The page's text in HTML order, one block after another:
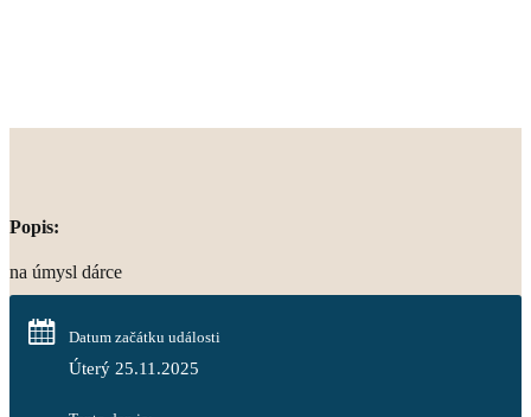
Popis:
na úmysl dárce
Datum začátku události
Úterý 25.11.2025